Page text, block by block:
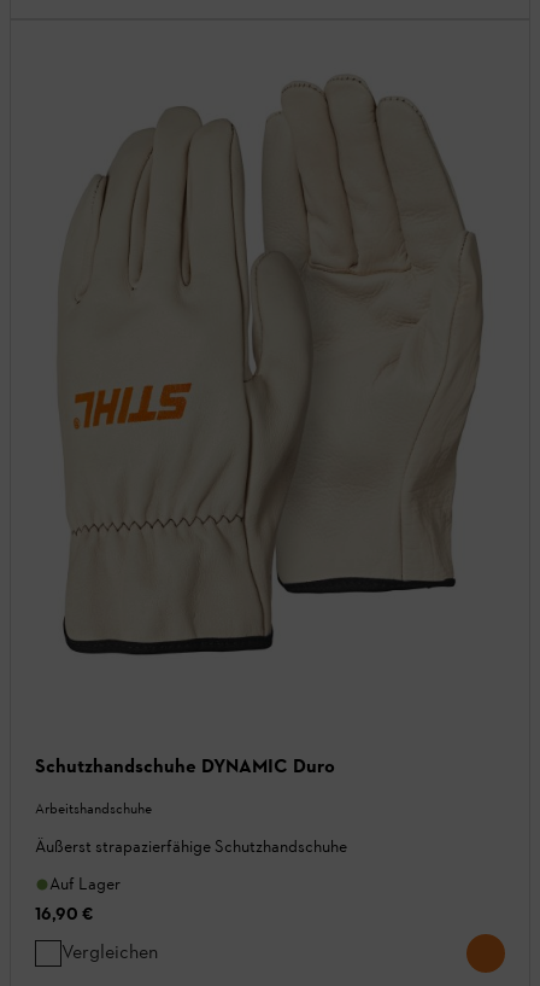
Schutzhandschuhe DYNAMIC Duro
Arbeitshandschuhe
Äußerst strapazierfähige Schutzhandschuhe
Auf Lager
16,90 €
Vergleichen